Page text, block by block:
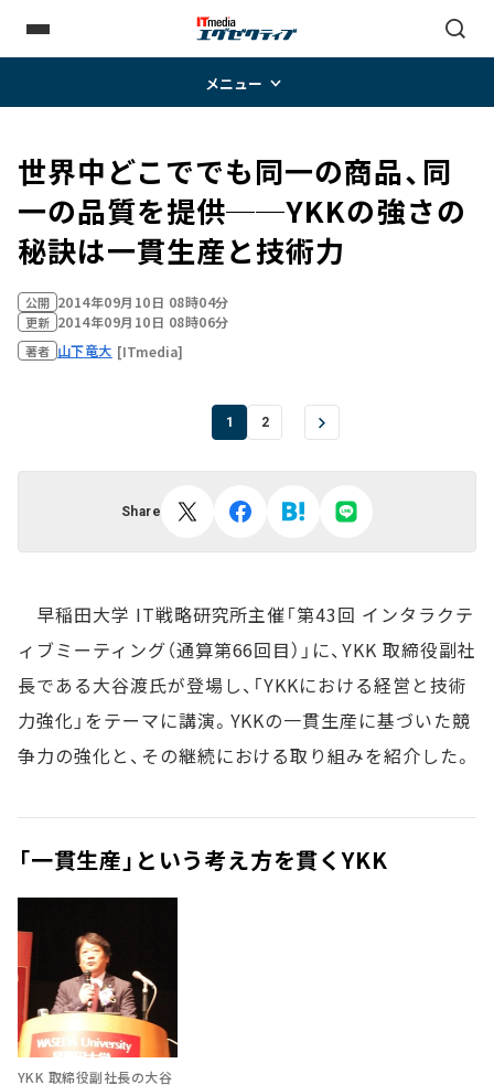
メニュー
世界中どこででも同一の商品、同
一の品質を提供──YKKの強さの
秘訣は一貫生産と技術力
公開 2014年09月10日 08時04分
更新 2014年09月10日 08時06分
著者 山下竜大 [ITmedia]
1 2
Share
早稲田大学 IT戦略研究所主催「第43回 インタラクテ
ィブミーティング（通算第66回目）」に、YKK 取締役副社
長である大谷渡氏が登場し、「YKKにおける経営と技術
力強化」をテーマに講演。YKKの一貫生産に基づいた競
争力の強化と、その継続における取り組みを紹介した。
「一貫生産」という考え方を貫くYKK
YKK 取締役副社長の大谷